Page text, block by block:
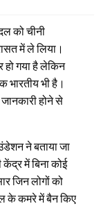
को चीनी
में ले लिया।
हो गया है लेकिन
भारतीय भी है।
होने से
ने बताया जा
केंद्र में बिना कोई
जिन लोगों को
के कमरे में बैन किए